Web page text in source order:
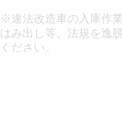
※違法改造車の入庫作
はみ出し等、法規を逸
ください。